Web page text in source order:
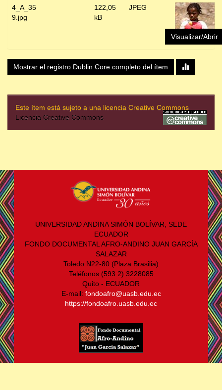
4_A_35
9.jpg
122,05
kB
JPEG
Visualizar/Abrir
Mostrar el registro Dublin Core completo del ítem
Este ítem está sujeto a una licencia Creative Commons
Licencia Creative Commons
UNIVERSIDAD ANDINA SIMÓN BOLÍVAR, SEDE
ECUADOR
FONDO DOCUMENTAL AFRO-ANDINO JUAN GARCÍA
SALAZAR
Toledo N22-80 (Plaza Brasilia)
Teléfonos (593 2) 3228085
Quito - ECUADOR
E-mail: fondoafro@uasb.edu.ec
https://fondoafro.uasb.edu.ec